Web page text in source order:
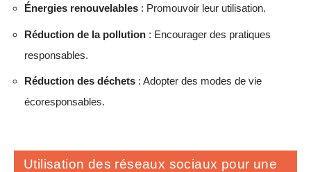
Énergies renouvelables : Promouvoir leur utilisation.
Réduction de la pollution : Encourager des pratiques
responsables.
Réduction des déchets : Adopter des modes de vie
écoresponsables.
Utilisation des réseaux sociaux pour une